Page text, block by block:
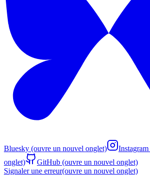
Bluesky (ouvre un nouvel onglet) Instagram
onglet)
GitHub (ouvre un nouvel onglet)
Signaler une erreur(ouvre un nouvel onglet)